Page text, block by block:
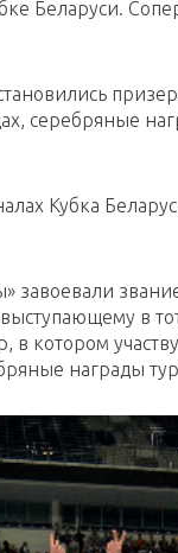
Беларуси.
серебряные
Кубка
завоевали
в
котором
награды